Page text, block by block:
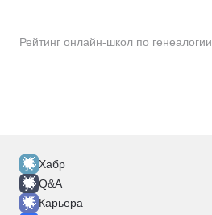
Рейтинг онлайн-школ по генеалогии
Хабр
Q&A
Карьера